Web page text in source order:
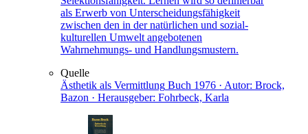
als Erwerb von Unterscheidungsfähigkeit
zwischen den in der natürlichen und sozial-
kulturellen Umwelt angebotenen
Wahrnehmungs- und Handlungsmustern.
Quelle
Ästhetik als Vermittlung Buch 1976 · Autor: Brock,
Bazon · Herausgeber: Fohrbeck, Karla